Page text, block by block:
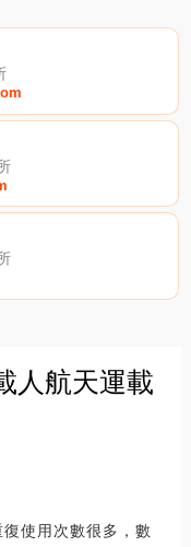
人航天運載
使用次數很多，數